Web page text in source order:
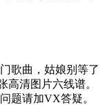
歌曲，姑娘别等了
高清图片六线谱。
题请加VX答疑。